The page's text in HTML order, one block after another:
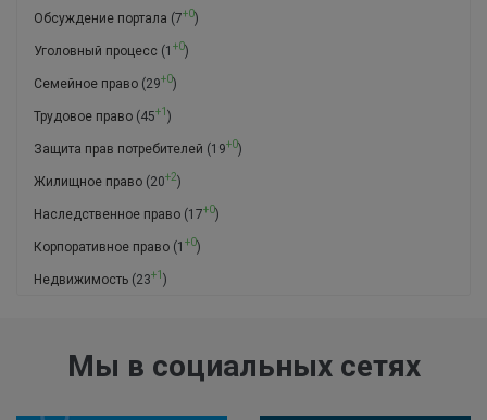
Обсуждение портала (7+0)
Уголовный процесс (1 +0)
Семейное право (29+0)
Трудовое право (45+1 )
Защита прав потребителей (19+0)
Жилищное право (20+2)
Наследственное право (17+0)
Корпоративное право (1 +0)
Недвижимость (23+1 )
Мы в социальных сетях